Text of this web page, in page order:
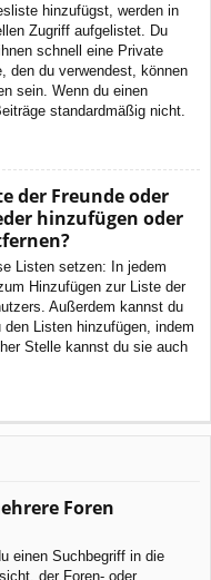
hinzufügst, werden in
Zugriff aufgelistet. Du
schnell eine Private
den du verwendest, können
sein. Wenn du einen
standardmäßig nicht.
der Freunde oder
hinzufügen oder
Listen setzen: In jedem
Hinzufügen zur Liste der
Außerdem kannst du
Listen hinzufügen, indem
Stelle kannst du sie auch
Foren
einen Suchbegriff in die
der Foren- oder